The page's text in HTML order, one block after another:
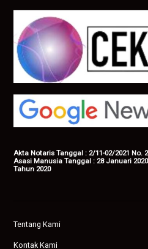
Akta Notaris Tanggal : 2/11-02/2021 No.
Asasi Manusia Tanggal : 28 Januari 2020
Tahun 2020
Tentang Kami
Kontak Kami